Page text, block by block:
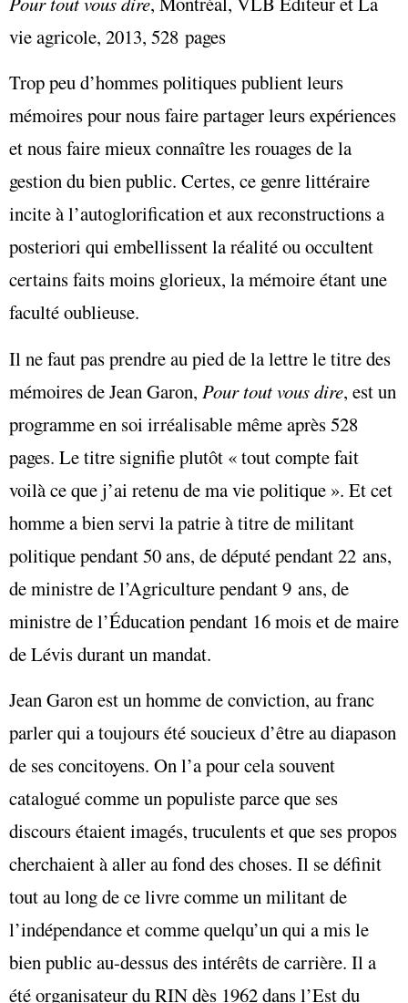
vie agricole, 2013, 528 pages
Trop peu d’hommes politiques publient leurs
mémoires pour nous faire partager leurs expériences
et nous faire mieux connaître les rouages de la
gestion du bien public. Certes, ce genre littéraire
incite à l’autoglorification et aux reconstructions a
posteriori qui embellissent la réalité ou occultent
certains faits moins glorieux, la mémoire étant une
faculté oublieuse.
Il ne faut pas prendre au pied de la lettre le titre des
mémoires de Jean Garon, Pour tout vous dire, est un
programme en soi irréalisable même après 528
pages. Le titre signifie plutôt « tout compte fait
voilà ce que j’ai retenu de ma vie politique ». Et cet
homme a bien servi la patrie à titre de militant
politique pendant 50 ans, de député pendant 22 ans,
de ministre de l’Agriculture pendant 9 ans, de
ministre de l’Éducation pendant 16 mois et de maire
de Lévis durant un mandat.
Jean Garon est un homme de conviction, au franc
parler qui a toujours été soucieux d’être au diapason
de ses concitoyens. On l’a pour cela souvent
catalogué comme un populiste parce que ses
discours étaient imagés, truculents et que ses propos
cherchaient à aller au fond des choses. Il se définit
tout au long de ce livre comme un militant de
l’indépendance et comme quelqu’un qui a mis le
bien public au-dessus des intérêts de carrière. Il a
été organisateur du RIN dès 1962 dans l’Est du